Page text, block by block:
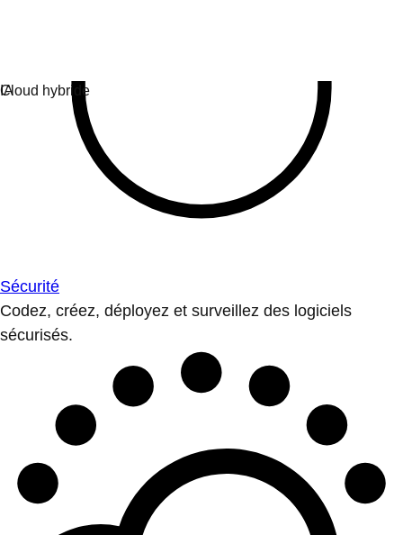
Sécurité
Codez, créez, déployez et surveillez des logiciels
sécurisés.